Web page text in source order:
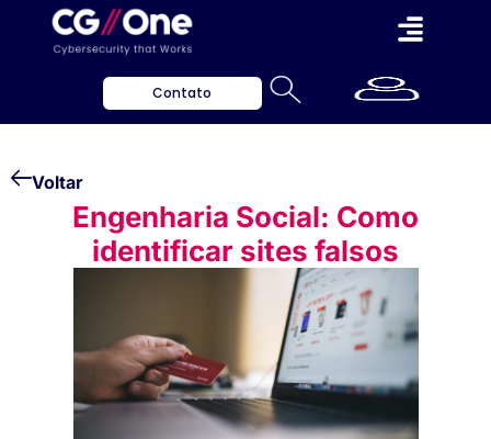
Contato
Voltar
Engenharia Social: Como
identificar sites falsos